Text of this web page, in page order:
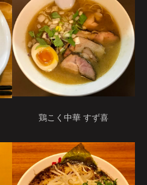
鶏こく中華 すず喜